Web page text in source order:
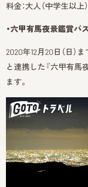
料金：大人（中学生以上
・六甲有馬夜景鑑賞バ
2020年12月20日（日）
と連携した『六甲有馬
ます。